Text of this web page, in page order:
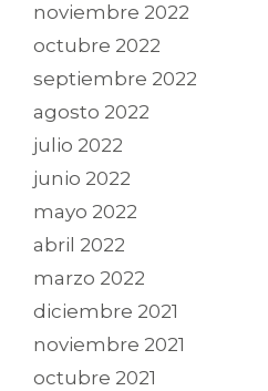
noviembre 2022
octubre 2022
septiembre 2022
agosto 2022
julio 2022
junio 2022
mayo 2022
abril 2022
marzo 2022
diciembre 2021
noviembre 2021
octubre 2021